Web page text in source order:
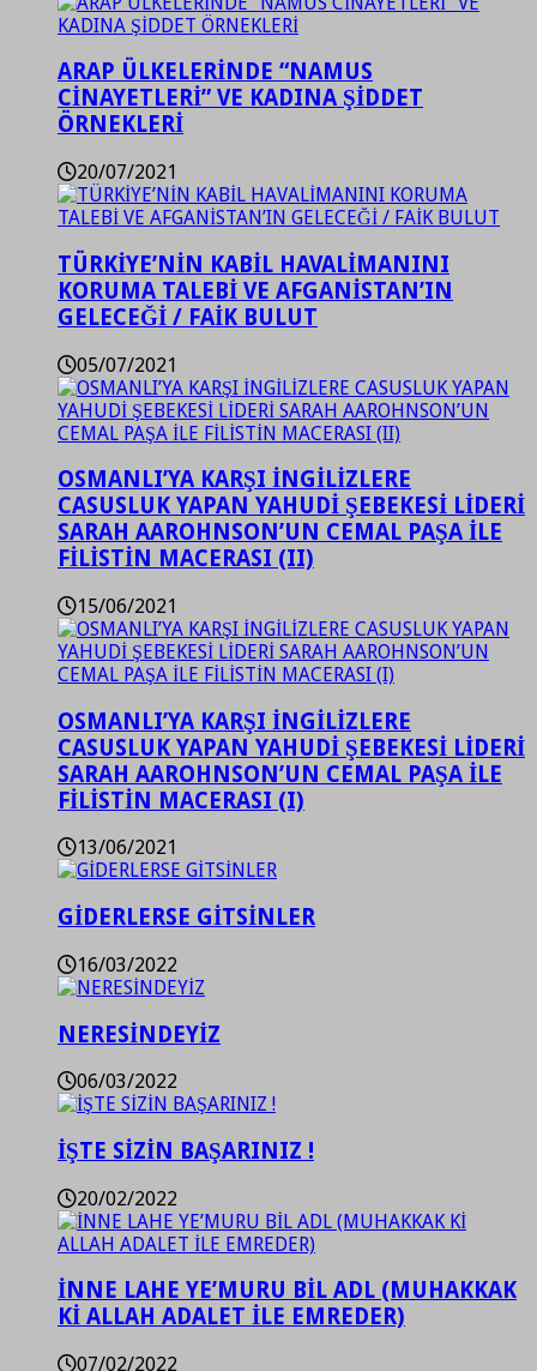
ARAP ÜLKELERİNDE “NAMUS
CİNAYETLERİ” VE KADINA ŞİDDET
ÖRNEKLERİ
20/07/2021
TÜRKİYE’NİN KABİL HAVALİMANINI
KORUMA TALEBİ VE AFGANİSTAN’IN
GELECEĞİ / FAİK BULUT
05/07/2021
OSMANLI’YA KARŞI İNGİLİZLERE
CASUSLUK YAPAN YAHUDİ ŞEBEKESİ LİDERİ
SARAH AAROHNSON’UN CEMAL PAŞA İLE
FİLİSTİN MACERASI (II)
15/06/2021
OSMANLI’YA KARŞI İNGİLİZLERE
CASUSLUK YAPAN YAHUDİ ŞEBEKESİ LİDERİ
SARAH AAROHNSON’UN CEMAL PAŞA İLE
FİLİSTİN MACERASI (I)
13/06/2021
GİDERLERSE GİTSİNLER
16/03/2022
NERESİNDEYİZ
06/03/2022
İŞTE SİZİN BAŞARINIZ !
20/02/2022
İNNE LAHE YE’MURU BİL ADL (MUHAKKAK
Kİ ALLAH ADALET İLE EMREDER)
07/02/2022